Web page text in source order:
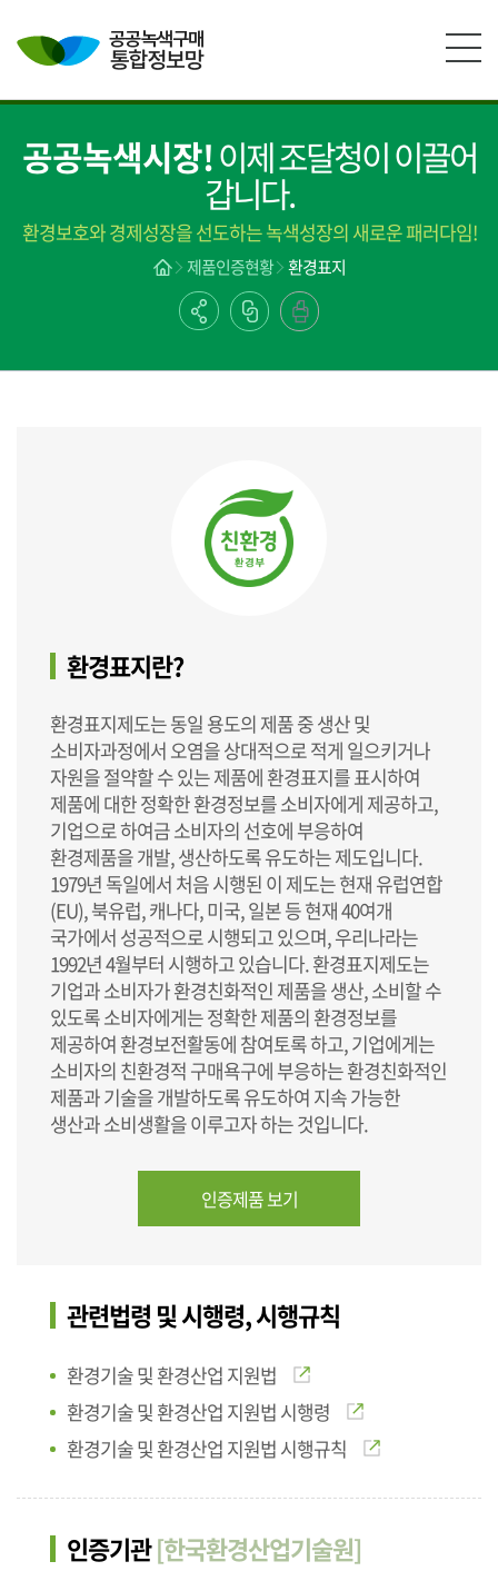
공공녹색시장!이제 조달청이 이끌어
갑니다.
환경보호와 경제성장을 선도하는 녹색성장의 새로운 패러다임!
제품인증현황 환경표지
환경표지란?
환경표지제도는 동일 용도의 제품 중 생산 및
소비자과정에서 오염을 상대적으로 적게 일으키거나
자원을 절약할 수 있는 제품에 환경표지를 표시하여
제품에 대한 정확한 환경정보를 소비자에게 제공하고,
기업으로 하여금 소비자의 선호에 부응하여
환경제품을 개발, 생산하도록 유도하는 제도입니다.
1979년 독일에서 처음 시행된 이 제도는 현재 유럽연합
(EU), 북유럽, 캐나다, 미국, 일본 등 현재 40여개
국가에서 성공적으로 시행되고 있으며, 우리나라는
1992년 4월부터 시행하고 있습니다. 환경표지제도는
기업과 소비자가 환경친화적인 제품을 생산, 소비할 수
있도록 소비자에게는 정확한 제품의 환경정보를
제공하여 환경보전활동에 참여토록 하고, 기업에게는
소비자의 친환경적 구매욕구에 부응하는 환경친화적인
제품과 기술을 개발하도록 유도하여 지속 가능한
생산과 소비생활을 이루고자 하는 것입니다.
인증제품 보기
관련법령 및 시행령, 시행규칙
환경기술 및 환경산업 지원법
환경기술 및 환경산업 지원법 시행령
환경기술 및 환경산업 지원법 시행규칙
인증기관[한국환경산업기술원]